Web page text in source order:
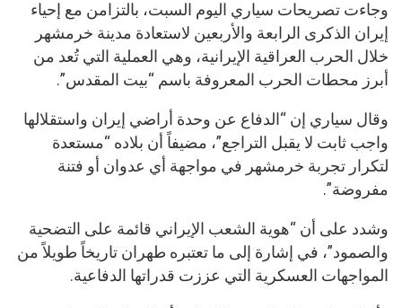
وجاءت تصريحات سياري اليوم السبت، بالتزامن مع إحياء
إيران الذكرى الرابعة والأربعين لاستعادة مدينة خرمشهر
خلال الحرب العراقية الإيرانية، وهي العملية التي تُعد من
أبرز محطات الحرب المعروفة باسم “بيت المقدس”.
وقال سياري إن “الدفاع عن وحدة أراضي إيران واستقلالها
واجب ثابت لا يقبل التراجع”، مضيفاً أن بلاده “مستعدة
لتكرار تجربة خرمشهر في مواجهة أي عدوان أو فتنة
مفروضة”.
وشدد على أن “هوية الشعب الإيراني قائمة على التضحية
والصمود”، في إشارة إلى ما تعتبره طهران تاريخاً طويلاً من
المواجهات العسكرية التي عززت قدراتها الدفاعية.